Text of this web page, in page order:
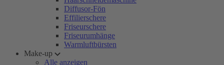
Diffusor-Fön
Effilierschere
Friseurschere
Friseurumhänge
Warmluftbürsten
Make-up
Alle anzeigen